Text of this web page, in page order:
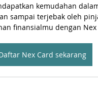
kemudahan
sampai terjebak oleh
finansialmu dengan Nex
Nex Card sekarang